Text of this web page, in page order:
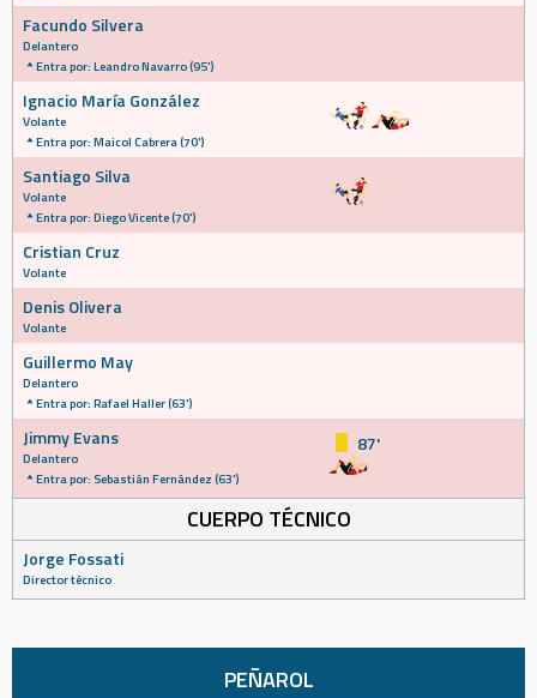
Facundo Silvera
Delantero
Entra por: Leandro Navarro (95')
Ignacio María González
Volante
Entra por: Maicol Cabrera (70')
Santiago Silva
Volante
Entra por: Diego Vicente (70')
Cristian Cruz
Volante
Denis Olivera
Volante
Guillermo May
Delantero
Entra por: Rafael Haller (63')
Jimmy Evans
Delantero
Entra por: Sebastián Fernández (63')
87'
CUERPO TÉCNICO
Jorge Fossati
Director técnico
PEÑAROL